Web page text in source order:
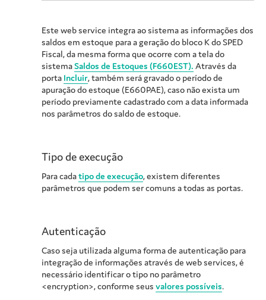
Este web service integra ao sistema as informações dos
saldos em estoque para a geração do bloco K do SPED
Fiscal, da mesma forma que ocorre com a tela do
sistemaSaldos de Estoques (F660EST). Através da
porta Incluir, também será gravado o período de
apuração do estoque (E660PAE), caso não exista um
período previamente cadastrado com a data informada
nos parâmetros do saldo de estoque.
Tipo de execução
Para cadatipo de execução, existem diferentes
parâmetros que podem ser comuns a todas as portas.
Autenticação
Caso seja utilizada alguma forma de autenticação para
integração de informações através de web services, é
necessário identificar o tipo no parâmetro
<encryption>, conforme seus valores possíveis.